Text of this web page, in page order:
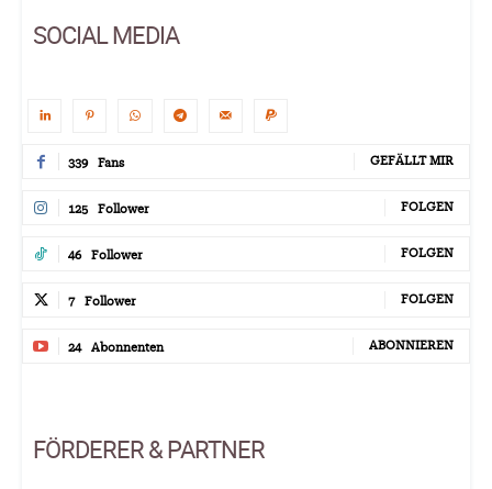
SOCIAL MEDIA
339 Fans GEFÄLLT MIR
125 Follower FOLGEN
46 Follower FOLGEN
7 Follower FOLGEN
24 Abonnenten ABONNIEREN
FÖRDERER & PARTNER